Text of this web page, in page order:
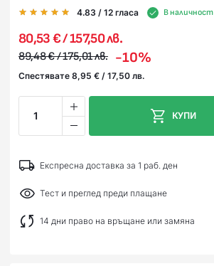
4.83 / 12 гласа В наличност
80,53 € / 157,50 лв.
89,48 € / 175,01 лв. -10%
Спестявате 8,95 € / 17,50 лв.
1 КУПИ
Експресна доставка за 1 раб. ден
Тест и преглед преди плащане
14 дни право на връщане или замяна